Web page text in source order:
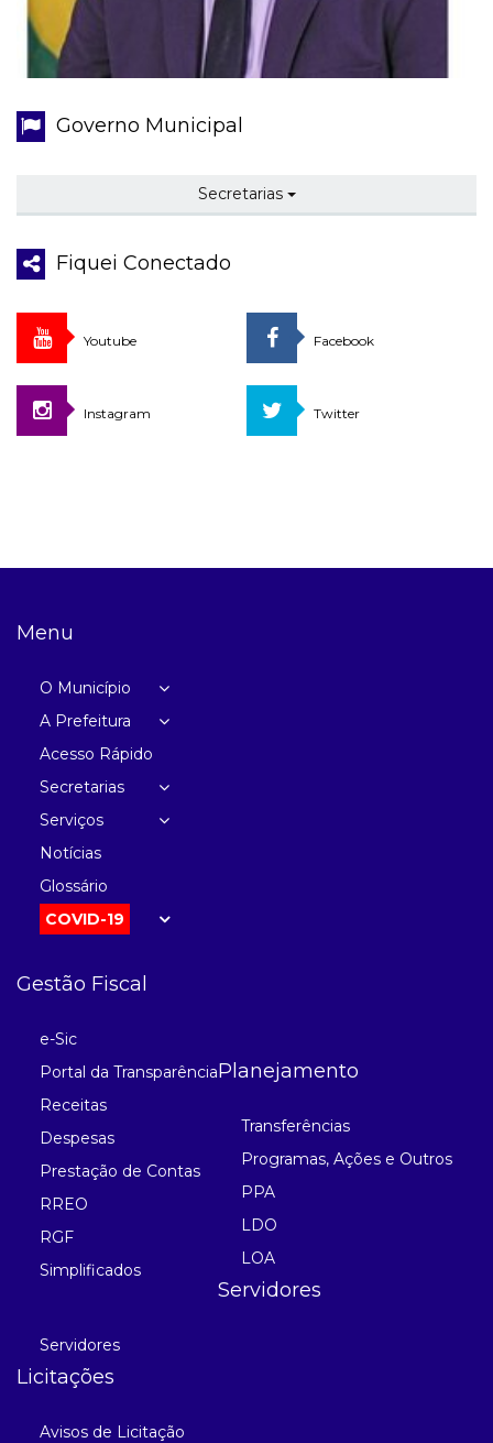
Governo Municipal
Secretarias
Fiquei Conectado
Youtube Facebook
Instagram Twitter
Menu
O Município
A Prefeitura
Acesso Rápido
Secretarias
Serviços
Notícias
Glossário
COVID-19
Gestão Fiscal
e-Sic
Portal da Transparência
Receitas
Despesas
Prestação de Contas
RREO
RGF
Simplificados
Planejamento
Transferências
Programas, Ações e Outros
PPA
LDO
LOA
Servidores
Servidores
Licitações
Avisos de Licitação